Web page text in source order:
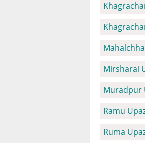
Mirsharai
Muradpur
Ramu
Ruma